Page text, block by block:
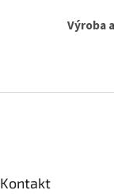
Výroba
Kontakt